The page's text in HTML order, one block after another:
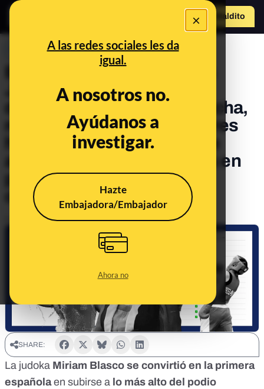
×
A las redes sociales les da
igual.
A nosotros no.
Ayúdanos a
investigar.
Hazte
Embajadora/Embajador
Ahora no
Hazte Maldito
PREBUNKING
El deporte femenino en los
Juegos Olímpicos: en
disciplinas como boxeo, lucha,
remo o waterpolo las mujeres
han tardado un centenar de
años más que los hombres en
poder competir por el oro
olímpico
Publicado elJul 22, 2021, 1:05:03 PM
SHARE:
La judoka Miriam Blasco se convirtió en la primera
españolaen subirse a lo más alto del podio